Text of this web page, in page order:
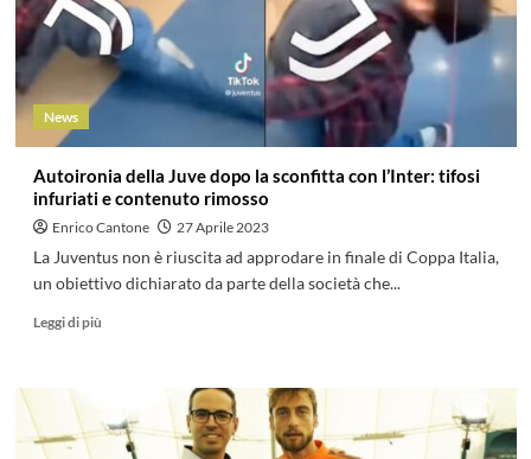
News
Autoironia della Juve dopo la sconfitta con l’Inter: tifosi
infuriati e contenuto rimosso
Enrico Cantone 27 Aprile 2023
La Juventus non è riuscita ad approdare in finale di Coppa Italia,
un obiettivo dichiarato da parte della società che...
Leggi di più